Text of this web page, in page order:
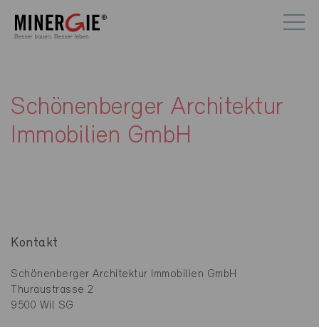
Schönenberger Architektur
Immobilien GmbH
Kontakt
Schönenberger Architektur Immobilien GmbH
Thuraustrasse 2
9500 Wil SG